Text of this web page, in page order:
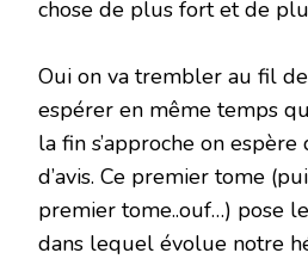
chose de plus fort et de
Oui on va trembler au fil
espérer en même temps
la fin s’approche on espère
d’avis. Ce premier tome
premier tome..ouf…) pose
dans lequel évolue notre